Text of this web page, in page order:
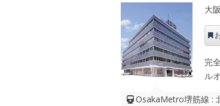
大
完
ル
OsakaMetro堺筋線 :